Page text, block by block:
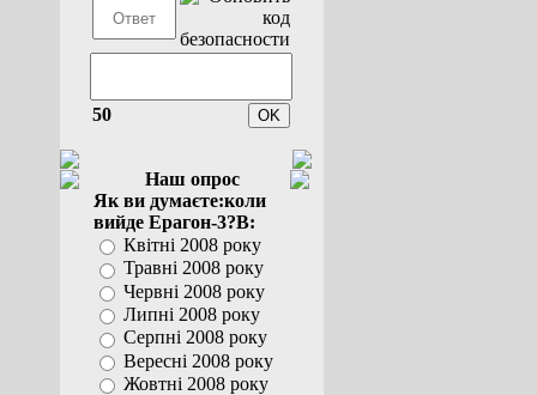
50
Наш опрос
Як ви думаєте:коли
вийде Ерагон-3?В:
Квітні 2008 року
Травні 2008 року
Червні 2008 року
Липні 2008 року
Серпні 2008 року
Вересні 2008 року
Жовтні 2008 року